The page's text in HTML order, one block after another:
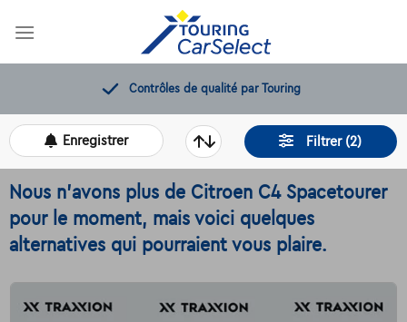
Contrôles de qualité par Touring
Filtrer (2)
Enregistrer
Nous n'avons plus de Citroen C4 Spacetourer
pour le moment, mais voici quelques
alternatives qui pourraient vous plaire.